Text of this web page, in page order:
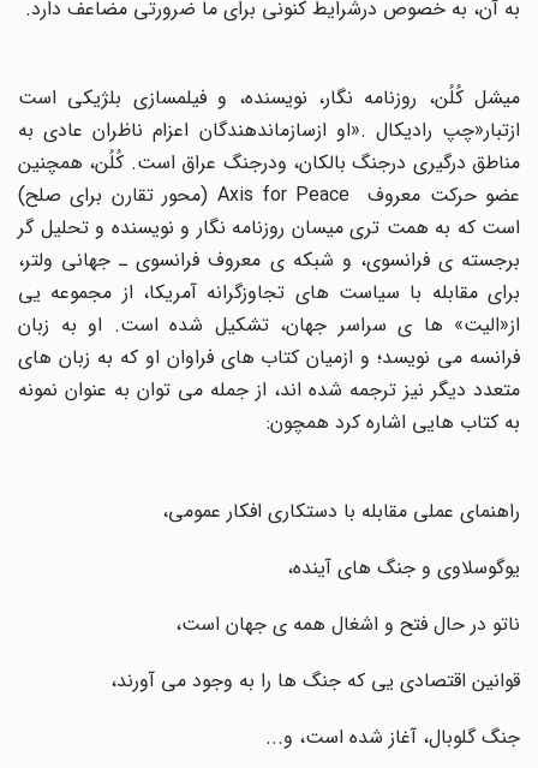
به آن، به خصوص درشرایط کنونی برای ما ضرورتی مضاعف دارد.
میشل کُلُن، روزنامه نگار، نویسنده، و فیلمسازی بلژیکی است
ازتبار«چپ رادیکال». او ازسازماندهندگان اعزام ناظران عادی به
مناطق درگیری درجنگ بالکان، ودرجنگ عراق است. کُلُن، همچنین
عضو حرکت معروفAxis for Peace(محور تقارن برای صلح)
است که به همت تری میسان روزنامه نگار و نویسنده و تحلیل گر
برجسته ی فرانسوی، و شبکه ی معروف فرانسوی ـ جهانی ولتر،
برای مقابله با سیاست های تجاوزگرانه آمریکا، از مجموعه یی
از«الیت» ها ی سراسر جهان، تشکیل شده است. او به زبان
فرانسه می نویسد؛ و ازمیان کتاب های فراوان او که به زبان های
متعدد دیگر نیز ترجمه شده اند، از جمله می توان به عنوان نمونه
به کتاب هایی اشاره کرد همچون:
راهنمای عملی مقابله با دستکاری افکار عمومی،
یوگوسلاوی و جنگ های آینده،
ناتو در حال فتح و اشغال همه ی جهان است،
قوانین اقتصادی یی که جنگ ها را به وجود می آورند،
جنگ گلوبال، آغاز شده است، و...